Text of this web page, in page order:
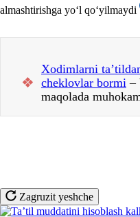
almashtirishga yoʻl qoʻyilmaydi
❖
Xodimlarni
cheklovlar bormi –
maqolada
Zagruzit yeshche